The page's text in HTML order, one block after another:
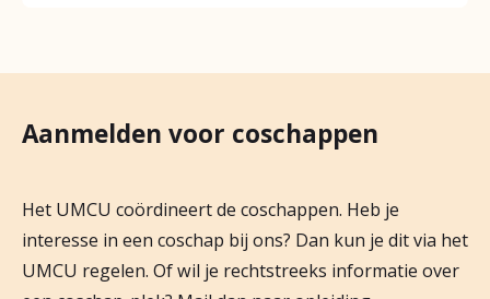
Anesthesiologie
Gynaecologie
Heelkunde
Interne Geneeskunde
Aanmelden voor coschappen
Het UMCU coördineert de coschappen. Heb je
interesse in een coschap bij ons? Dan kun je dit via het
UMCU regelen. Of wil je rechtstreeks informatie over